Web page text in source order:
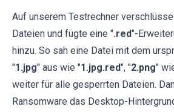
Auf unserem Testrechner
Dateien und fügte eine ".red"-
hinzu. So sah eine Datei mit dem
"1.jpg" aus wie "1.jpg.red", "2.png"
weiter für alle gesperrten Dateien.
Ransomware das Desktop-